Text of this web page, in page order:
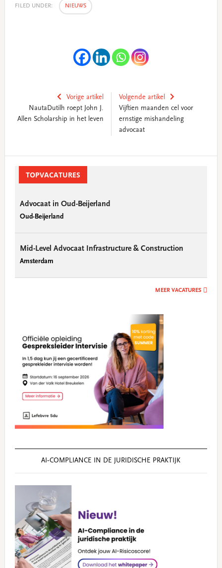
FILED UNDER: NIEUWS
Vorige artikel
NautaDutilh roept John J.
Allen Scholarship in het leven
Volgende artikel
Vijftien maanden cel voor
ernstige mishandeling
advocaat
SidebarTOPVACATURES
Advocaat in Oud-Beijerland
Oud-Beijerland
Mid-Level Advocaat Infrastructure & Construction
Amsterdam
MEER VACATURES
AI‑COMPLIANCE IN DE JURIDISCHE PRAKTIJK